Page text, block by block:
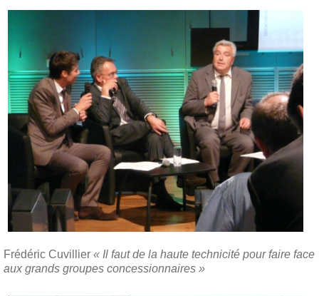
Frédéric Cuvillier « Il faut de la haute technicité pour faire face
aux grands groupes concessionnaires »